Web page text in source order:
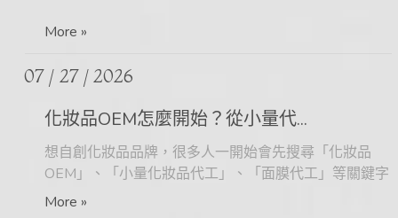
More »
07 / 27 2026
化妝品OEM怎麼開始？從小量代...
想自創化妝品品牌，很多人一開始會先搜尋「化妝品
OEM」、「小量化妝品代工」、「面膜代工」等關鍵字
More »